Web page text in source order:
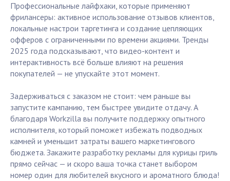
Профессиональные лайфхаки, которые применяют
фрилансеры: активное использование отзывов клиентов,
локальные настрои таргетинга и создание цепляющих
офферов с ограниченными по времени акциями. Тренды
2025 года подсказывают, что видео-контент и
интерактивность всё больше влияют на решения
покупателей — не упускайте этот момент.
Задерживаться с заказом не стоит: чем раньше вы
запустите кампанию, тем быстрее увидите отдачу. А
благодаря Workzilla вы получите поддержку опытного
исполнителя, который поможет избежать подводных
камней и уменьшит затраты вашего маркетингового
бюджета. Закажите разработку рекламы для курицы гриль
прямо сейчас — и скоро ваша точка станет выбором
номер один для любителей вкусного и ароматного блюда!